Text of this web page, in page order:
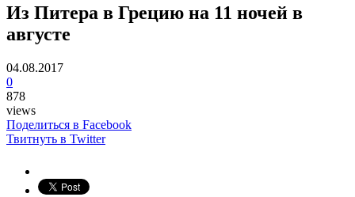
Из Питера в Грецию на 11 ночей в
августе
04.08.2017
0
878
views
Поделиться в Facebook
Твитнуть в Twitter